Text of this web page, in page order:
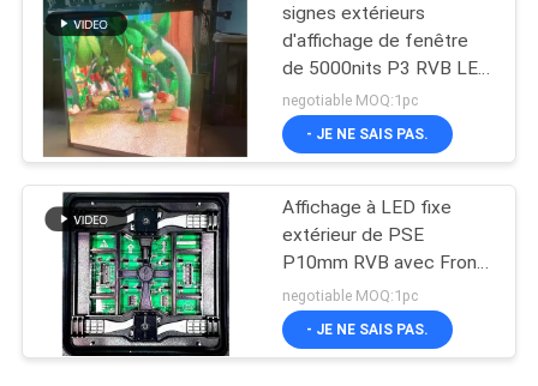
signes extérieurs
d'affichage de fenêtre
de 5000nits P3 RVB LED
avec le profil en
aluminium de
768x768mm
negotiable MOQ:1pc
- JE NE SAIS PAS.
Affichage à LED fixe
extérieur de PSE
P10mm RVB avec Front
Opening Lock Module
negotiable MOQ:1pc
- JE NE SAIS PAS.